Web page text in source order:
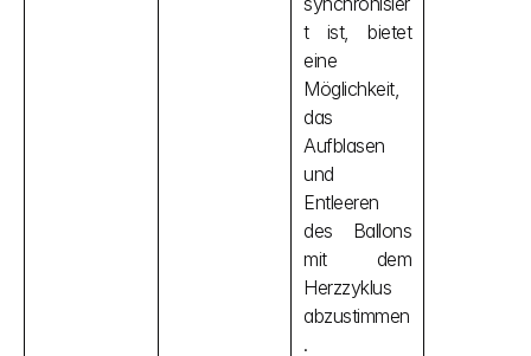
t ist, bietet
eine
Möglichkeit,
das
Aufblasen
und
Entleeren
des Ballons
mit dem
Herzzyklus
abzustimmen
.